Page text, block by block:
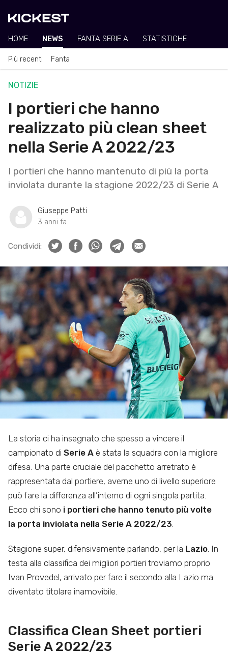
HOME NEWS FANTA SERIE A STATISTICHE
Più recenti Fanta
NOTIZIE
I portieri che hanno
realizzato più clean sheet
nella Serie A 2022/23
I portieri che hanno mantenuto di più la porta
inviolata durante la stagione 2022/23 di Serie A
Giuseppe Patti
3 anni fa
Condividi:
La storia ci ha insegnato che spesso a vincere il
campionato di Serie A è stata la squadra con la migliore
difesa. Una parte cruciale del pacchetto arretrato è
rappresentata dal portiere, averne uno di livello superiore
può fare la differenza all’interno di ogni singola partita.
Ecco chi sono i portieri che hanno tenuto più volte
la porta inviolata nella Serie A 2022/23.
Stagione super, difensivamente parlando, per la Lazio . In
testa alla classifica dei migliori portieri troviamo proprio
Ivan Provedel, arrivato per fare il secondo alla Lazio ma
diventato titolare inamovibile.
Classifica Clean Sheet portieri
Serie A 2022/23